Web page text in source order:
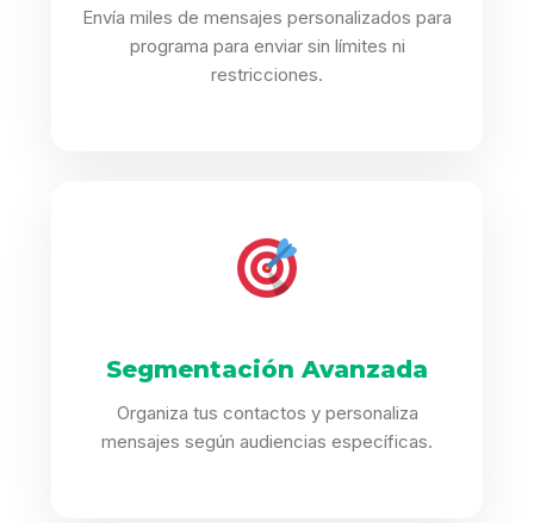
Envía miles de mensajes personalizados para
programa para enviar sin límites ni
restricciones.
Segmentación Avanzada
Organiza tus contactos y personaliza
mensajes según audiencias específicas.